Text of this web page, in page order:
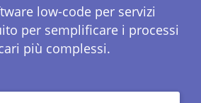
low-code per servizi
per semplificare i processi
più complessi.